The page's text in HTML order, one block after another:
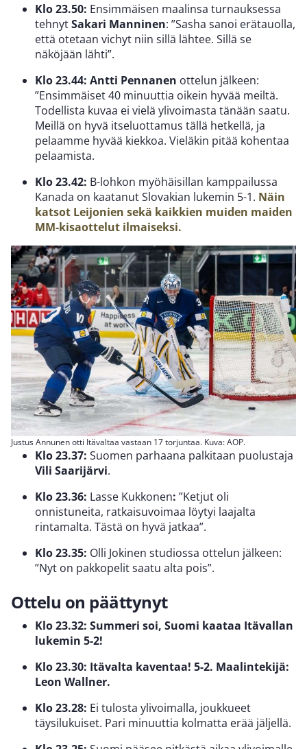
Klo 23.50: Ensimmäisen maalinsa turnauksessa
tehnytSakari Manninen: ”Sasha sanoi erätauolla,
että otetaan vichyt niin sillä lähtee. Sillä se
näköjään lähti”.
Klo 23.44: Antti Pennanen ottelun jälkeen:
”Ensimmäiset 40 minuuttia oikein hyvää meiltä.
Todellista kuvaa ei vielä ylivoimasta tänään saatu.
Meillä on hyvä itseluottamus tällä hetkellä, ja
pelaamme hyvää kiekkoa. Vieläkin pitää kohentaa
pelaamista.
Klo 23.42: B-lohkon myöhäisillan kamppailussa
Kanada on kaatanut Slovakian lukemin 5-1. Näin
katsot Leijonien sekä kaikkien muiden maiden
MM-kisaottelut ilmaiseksi.
Justus Annunen otti Itävaltaa vastaan 17 torjuntaa. Kuva: AOP.
Klo 23.37: Suomen parhaana palkitaan puolustaja
Vili Saarijärvi.
Klo 23.36: Lasse Kukkonen: ”Ketjut oli
onnistuneita, ratkaisuvoimaa löytyi laajalta
rintamalta. Tästä on hyvä jatkaa”.
Klo 23.35: Olli Jokinen studiossa ottelun jälkeen:
”Nyt on pakkopelit saatu alta pois”.
Ottelu on päättynyt
Klo 23.32: Summeri soi, Suomi kaataa Itävallan
lukemin 5-2!
Klo 23.30: Itävalta kaventaa! 5-2. Maalintekijä:
Leon Wallner.
Klo 23.28: Ei tulosta ylivoimalla, joukkueet
täysilukuiset. Pari minuuttia kolmatta erää jäljellä.